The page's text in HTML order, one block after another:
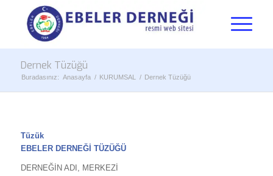
Dernek Tüzüğü
Buradasınız: Anasayfa / KURUMSAL / Dernek Tüzüğü
Tüzük
EBELER DERNEĞİ TÜZÜĞÜ
DERNEĞİN ADI, MERKEZİ